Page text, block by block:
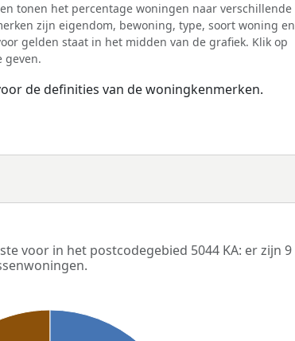
tonen het percentage woningen naar verschillende
zijn eigendom, bewoning, type, soort woning en
gelden staat in het midden van de grafiek. Klik op
geven.
de definities van de woningkenmerken.
voor in het postcodegebied 5044 KA: er zijn 9